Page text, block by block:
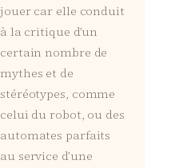
jouer car elle conduit
à la critique d’un
certain nombre de
mythes et de
stéréotypes, comme
celui du robot, ou des
automates parfaits
au service d’une